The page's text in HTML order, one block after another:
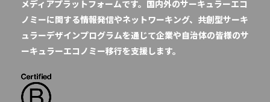
メディアプラットフォームです。国内外のサーキュラーエコ
ノミーに関する情報発信やネットワーキング、共創型サーキ
ュラーデザインプログラムを通じて企業や自治体の皆様のサ
ーキュラーエコノミー移行を支援します。